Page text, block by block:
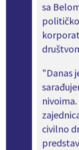
sa
"Danas
civilno